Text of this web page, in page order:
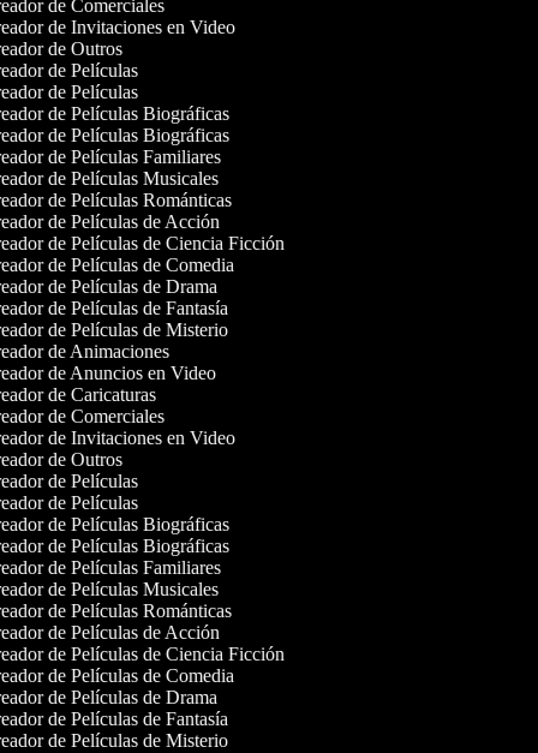
de Comerciales
de Invitaciones en Video
de Outros
de Películas
de Películas
de Películas Biográficas
de Películas Biográficas
de Películas Familiares
de Películas Musicales
de Películas Románticas
de Películas de Acción
de Películas de Ciencia Ficción
de Películas de Comedia
de Películas de Drama
de Películas de Fantasía
de Películas de Misterio
de Animaciones
de Anuncios en Video
de Caricaturas
de Comerciales
de Invitaciones en Video
de Outros
de Películas
de Películas
de Películas Biográficas
de Películas Biográficas
de Películas Familiares
de Películas Musicales
de Películas Románticas
de Películas de Acción
de Películas de Ciencia Ficción
de Películas de Comedia
de Películas de Drama
de Películas de Fantasía
de Películas de Misterio